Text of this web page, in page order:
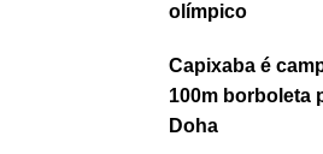
olímpico
Capixaba é
100m borboleta
Doha